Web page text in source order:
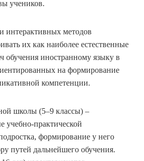
учеников.
интерактивных методов
их как наиболее естественные
обучения иностранному языку в
на формирование
компетенции.
школы (5–9 классы) –
учебно-практической
формирование у него
путей дальнейшего обучения.